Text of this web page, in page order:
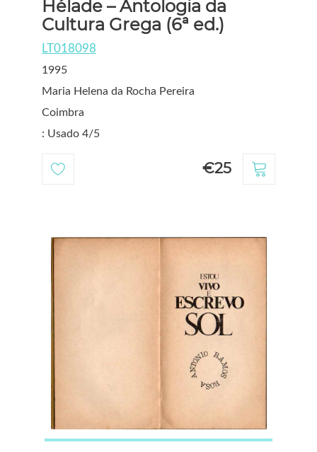
Hélade – Antologia da
Cultura Grega (6ª ed.)
LT018098
1995
Maria Helena da Rocha Pereira
Coimbra
: Usado 4/5
€25